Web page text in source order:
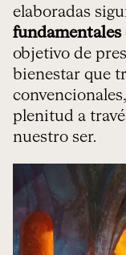
elaboradas
objetivo de
bienestar que
plenitud a
nuestro ser.